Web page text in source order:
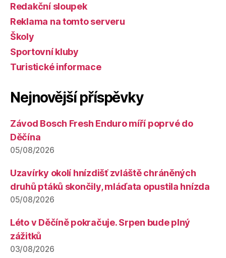
Redakční sloupek
Reklama na tomto serveru
Školy
Sportovní kluby
Turistické informace
Nejnovější příspěvky
Závod Bosch Fresh Enduro míří poprvé do
Děčína
05/08/2026
Uzavírky okolí hnízdišť zvláště chráněných
druhů ptáků skončily, mláďata opustila hnízda
05/08/2026
Léto v Děčíně pokračuje. Srpen bude plný
zážitků
03/08/2026